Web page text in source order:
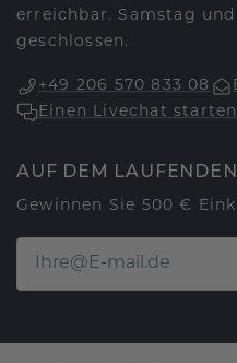
erreichbar. Samstag
geschlossen.
+49 206 570 833 08
Einen Livechat starten
AUF DEM
Gewinnen Sie 500 €